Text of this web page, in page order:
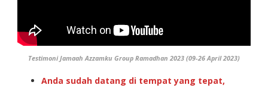
Testimoni Jamaah Azzamku Group Ramadhan 2023 (09-26 April 2023)
Anda sudah datang di tempat yang tepat,